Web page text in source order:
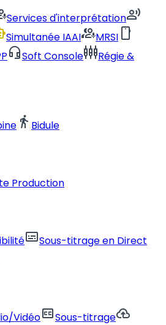
Services d'interprétationrecord_voice_over
Simultanée IAAIinterpreter_modeMRSI smartphone
headset_micSoft Consolesettings_input_componentRégie &
directions_walk Bidule
Production
subtitlesSous-titrage en Direct
Vidéoclosed_captionSous-titragecloud_upload